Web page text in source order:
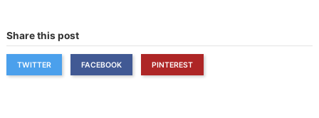
Share this post
TWITTER FACEBOOK PINTEREST